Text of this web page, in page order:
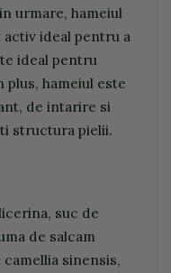
urmare, hameiul
ideal pentru a
ideal pentru
hameiul este
de intarire si
structura pielii.
suc de
de salcam
sinensis,